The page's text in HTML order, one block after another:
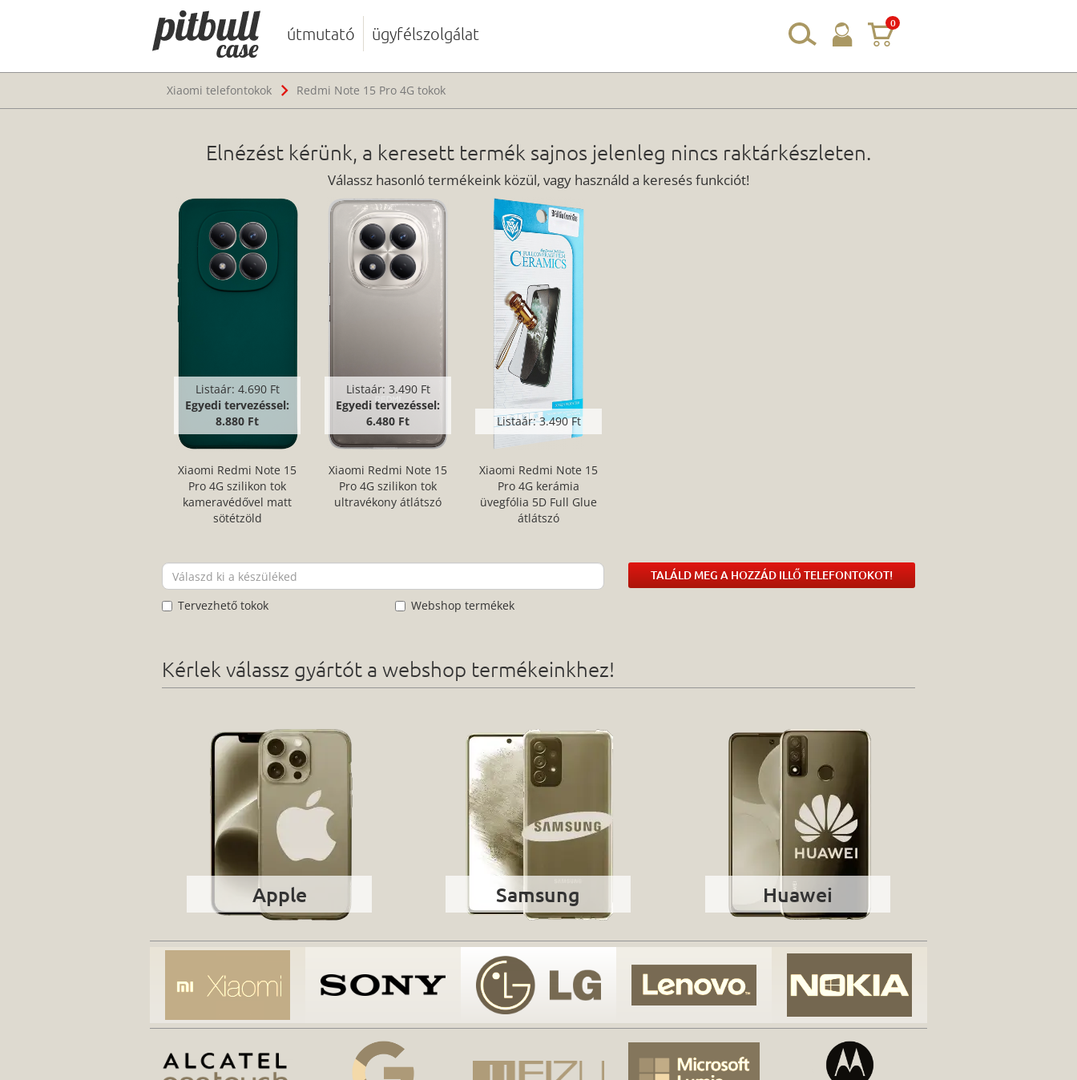
0
útmutató ügyfélszolgálat
Xiaomi telefontokok Redmi Note 15 Pro 4G tokok
Elnézést kérünk, a keresett termék sajnos jelenleg nincs raktárkészleten.
Válassz hasonló termékeink közül, vagy használd a keresés funkciót!
Listaár: 4.690 Ft
Egyedi tervezéssel:
8.880 Ft
Xiaomi Redmi Note 15
Pro 4G szilikon tok
kameravédővel matt
sötétzöld
Listaár: 3.490 Ft
Egyedi tervezéssel:
6.480 Ft
Xiaomi Redmi Note 15
Pro 4G szilikon tok
ultravékony átlátszó
Listaár:3.490 Ft
Xiaomi Redmi Note 15
Pro 4G kerámia
üvegfólia 5D Full Glue
átlátszó
Tervezhető tokok Webshop termékek
TALÁLD MEG A HOZZÁD ILLŐ TELEFONTOKOT!
Kérlek válassz gyártót a webshop termékeinkhez!
Apple Samsung Huawei